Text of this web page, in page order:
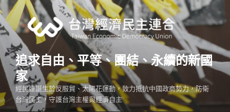
跳
至
主
內
容
追求自由、平等、團結、永續的新國
家
經民連誕生於反服貿、太陽花運動，致力抵抗中國政商勢力，防衛
台灣民主，守護台灣主權與經濟自主